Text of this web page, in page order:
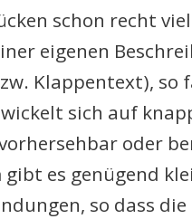
schon recht
eigenen
Klappentext), so
sich auf
oder
es genügend
so dass